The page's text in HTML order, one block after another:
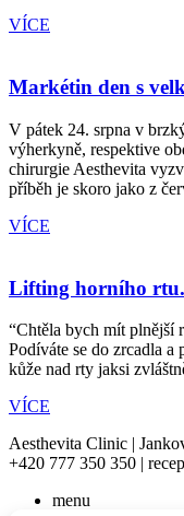
VÍCE
Markétin den s
V pátek 24. srpna v
výherkyně, respektive
chirurgie Aesthevita
příběh je skoro jako z
VÍCE
Lifting horního
“Chtěla bych mít plnější
Podíváte se do zrcadla a
kůže nad rty jaksi
VÍCE
Aesthevita Clinic |
+420 777 350 350 |
menu